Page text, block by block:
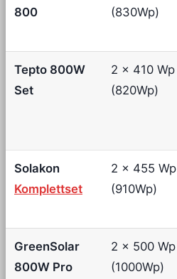
800
(830Wp)
Tepto 800W
Set
2 × 410 Wp
(820Wp)
Solakon
Komplettset
2 × 455 Wp
(910Wp)
GreenSolar
800W Pro
2 × 500 Wp
(1000Wp)